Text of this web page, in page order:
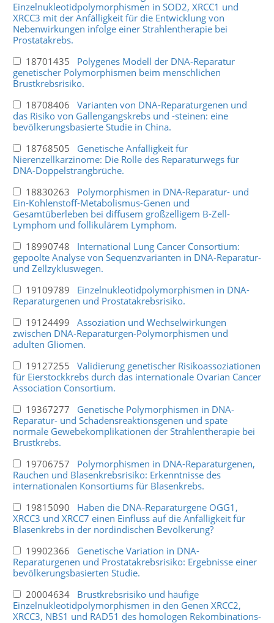
Einzelnukleotidpolymorphismen in SOD2, XRCC1 und
XRCC3 mit der Anfälligkeit für die Entwicklung von
Nebenwirkungen infolge einer Strahlentherapie bei
Prostatakrebs.
18701435 Polygenes Modell der DNA-Reparatur
genetischer Polymorphismen beim menschlichen
Brustkrebsrisiko.
18708406 Varianten von DNA-Reparaturgenen und
das Risiko von Gallengangskrebs und -steinen: eine
bevölkerungsbasierte Studie in China.
18768505 Genetische Anfälligkeit für
Nierenzellkarzinome: Die Rolle des Reparaturwegs für
DNA-Doppelstrangbrüche.
18830263 Polymorphismen in DNA-Reparatur- und
Ein-Kohlenstoff-Metabolismus-Genen und
Gesamtüberleben bei diffusem großzelligem B-Zell-
Lymphom und follikulärem Lymphom.
18990748 International Lung Cancer Consortium:
gepoolte Analyse von Sequenzvarianten in DNA-Reparatur-
und Zellzykluswegen.
19109789 Einzelnukleotidpolymorphismen in DNA-
Reparaturgenen und Prostatakrebsrisiko.
19124499 Assoziation und Wechselwirkungen
zwischen DNA-Reparaturgen-Polymorphismen und
adulten Gliomen.
19127255 Validierung genetischer Risikoassoziationen
für Eierstockkrebs durch das internationale Ovarian Cancer
Association Consortium.
19367277 Genetische Polymorphismen in DNA-
Reparatur- und Schadensreaktionsgenen und späte
normale Gewebekomplikationen der Strahlentherapie bei
Brustkrebs.
19706757 Polymorphismen in DNA-Reparaturgenen,
Rauchen und Blasenkrebsrisiko: Erkenntnisse des
internationalen Konsortiums für Blasenkrebs.
19815090 Haben die DNA-Reparaturgene OGG1,
XRCC3 und XRCC7 einen Einfluss auf die Anfälligkeit für
Blasenkrebs in der nordindischen Bevölkerung?
19902366 Genetische Variation in DNA-
Reparaturgenen und Prostatakrebsrisiko: Ergebnisse einer
bevölkerungsbasierten Studie.
20004634 Brustkrebsrisiko und häufige
Einzelnukleotidpolymorphismen in den Genen XRCC2,
XRCC3, NBS1 und RAD51 des homologen Rekombinations-